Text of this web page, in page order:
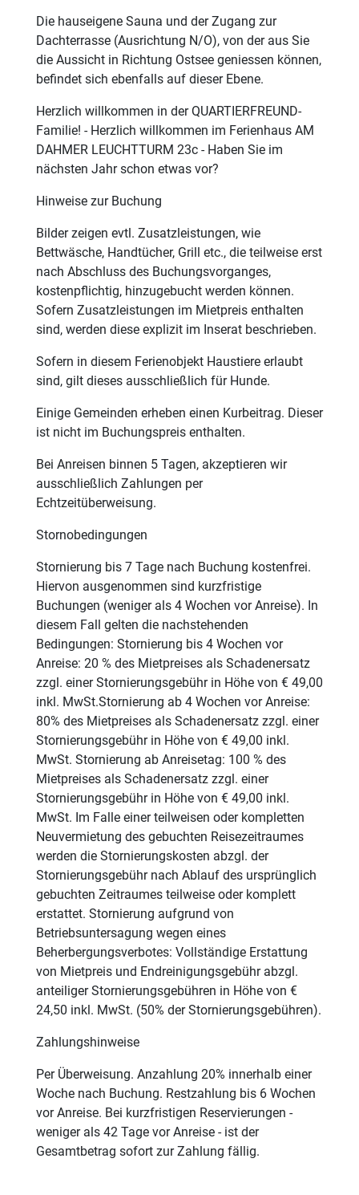
Die hauseigene Sauna und der Zugang zur
Dachterrasse (Ausrichtung N/O), von der aus Sie
die Aussicht in Richtung Ostsee geniessen können,
befindet sich ebenfalls auf dieser Ebene.
Herzlich willkommen in der QUARTIERFREUND-
Familie! - Herzlich willkommen im Ferienhaus AM
DAHMER LEUCHTTURM 23c - Haben Sie im
nächsten Jahr schon etwas vor?
Hinweise zur Buchung
Bilder zeigen evtl. Zusatzleistungen, wie
Bettwäsche, Handtücher, Grill etc., die teilweise erst
nach Abschluss des Buchungsvorganges,
kostenpflichtig, hinzugebucht werden können.
Sofern Zusatzleistungen im Mietpreis enthalten
sind, werden diese explizit im Inserat beschrieben.
Sofern in diesem Ferienobjekt Haustiere erlaubt
sind, gilt dieses ausschließlich für Hunde.
Einige Gemeinden erheben einen Kurbeitrag. Dieser
ist nicht im Buchungspreis enthalten.
Bei Anreisen binnen 5 Tagen, akzeptieren wir
ausschließlich Zahlungen per
Echtzeitüberweisung.
Stornobedingungen
Stornierung bis 7 Tage nach Buchung kostenfrei.
Hiervon ausgenommen sind kurzfristige
Buchungen (weniger als 4 Wochen vor Anreise). In
diesem Fall gelten die nachstehenden
Bedingungen: Stornierung bis 4 Wochen vor
Anreise: 20 % des Mietpreises als Schadenersatz
zzgl. einer Stornierungsgebühr in Höhe von € 49,00
inkl. MwSt.Stornierung ab 4 Wochen vor Anreise:
80% des Mietpreises als Schadenersatz zzgl. einer
Stornierungsgebühr in Höhe von € 49,00 inkl.
MwSt. Stornierung ab Anreisetag: 100 % des
Mietpreises als Schadenersatz zzgl. einer
Stornierungsgebühr in Höhe von € 49,00 inkl.
MwSt. Im Falle einer teilweisen oder kompletten
Neuvermietung des gebuchten Reisezeitraumes
werden die Stornierungskosten abzgl. der
Stornierungsgebühr nach Ablauf des ursprünglich
gebuchten Zeitraumes teilweise oder komplett
erstattet. Stornierung aufgrund von
Betriebsuntersagung wegen eines
Beherbergungsverbotes: Vollständige Erstattung
von Mietpreis und Endreinigungsgebühr abzgl.
anteiliger Stornierungsgebühren in Höhe von €
24,50 inkl. MwSt. (50% der Stornierungsgebühren).
Zahlungshinweise
Per Überweisung. Anzahlung 20% innerhalb einer
Woche nach Buchung. Restzahlung bis 6 Wochen
vor Anreise. Bei kurzfristigen Reservierungen -
weniger als 42 Tage vor Anreise - ist der
Gesamtbetrag sofort zur Zahlung fällig.